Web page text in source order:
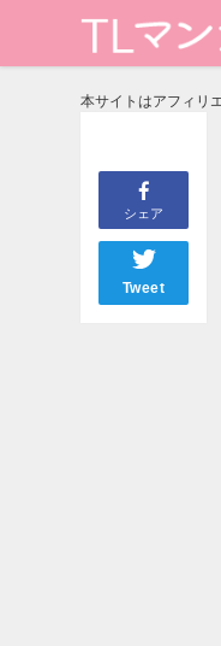
本サイトはアフィリ
シェア
Tweet